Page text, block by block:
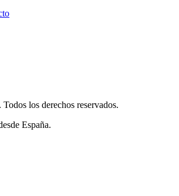
los derechos reservados.
España.